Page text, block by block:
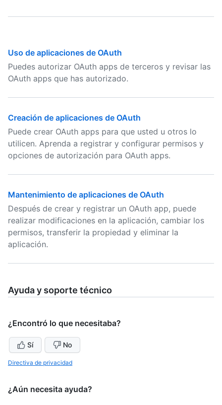
Uso de aplicaciones de OAuth
Puedes autorizar OAuth apps de terceros y revisar las
OAuth apps que has autorizado.
Creación de aplicaciones de OAuth
Puede crear OAuth apps para que usted u otros lo
utilicen. Aprenda a registrar y configurar permisos y
opciones de autorización para OAuth apps.
Mantenimiento de aplicaciones de OAuth
Después de crear y registrar un OAuth app, puede
realizar modificaciones en la aplicación, cambiar los
permisos, transferir la propiedad y eliminar la
aplicación.
Ayuda y soporte técnico
¿Encontró lo que necesitaba?
Sí No
Directiva de privacidad
¿Aún necesita ayuda?